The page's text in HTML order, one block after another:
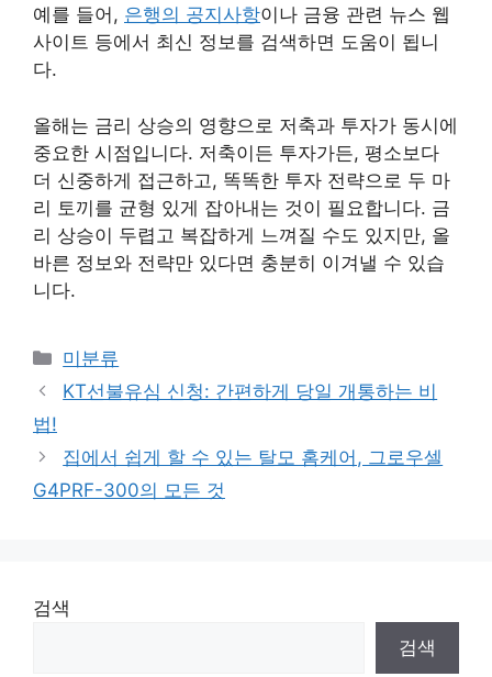
예를 들어, 은행의 공지사항이나 금융 관련 뉴스 웹
사이트 등에서 최신 정보를 검색하면 도움이 됩니
다.
올해는 금리 상승의 영향으로 저축과 투자가 동시에
중요한 시점입니다. 저축이든 투자가든, 평소보다
더 신중하게 접근하고, 똑똑한 투자 전략으로 두 마
리 토끼를 균형 있게 잡아내는 것이 필요합니다. 금
리 상승이 두렵고 복잡하게 느껴질 수도 있지만, 올
바른 정보와 전략만 있다면 충분히 이겨낼 수 있습
니다.
Categories
미분류
KT선불유심 신청: 간편하게 당일 개통하는 비
법!
집에서 쉽게 할 수 있는 탈모 홈케어, 그로우셀
G4PRF-300의 모든 것
검색
검색